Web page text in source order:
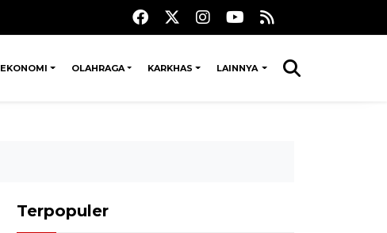
EKONOMI OLAHRAGA KARKHAS LAINNYA
Terpopuler